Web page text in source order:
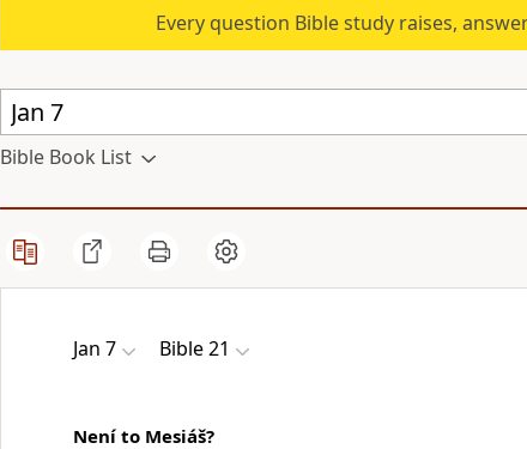
Every question Bible study raises,
Bible Book List
Jan 7 Bible 21
Není to Mesiáš?